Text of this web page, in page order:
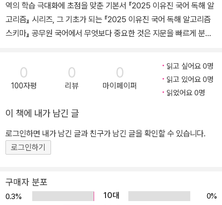
역의 학습 극대화에 초점을 맞춘 기본서 『2025 이유진 국어 독해 알
고리즘』 시리즈, 그 기초가 되는 『2025 이유진 국어 독해 알고리즘
스키마』 공무원 국어에서 무엇보다 중요한 것은 지문을 빠르게 분석
해는 한정된 시간 내에 긴 지문을 얼마나 빠르게 정확하게 파악하는
지가 관건이기에 다른 영역과 달리 기술적 측면에서의 훈련이 필요한
유진 국어 독해 알고리즘 시리즈 중 가장 기초가 되는 9·7급 공무원
국어 시험 대비 기본서이다. 『코어』 학습 후 추가적인 개념 확인과, 보
다 낮은 난도의 문제 풀이가 가능하다. 독해 방법론을 습득할 수 있는
중요한 개념 및 이론을 학습한 후, 제시되어 있는 적절한 난도의 문제
련이 가능하도록 구성하였다. 출제 기조 변환을 다년간 차근차근 대
비한 저자의 연구를 바탕으로 집필된 본서를 통해 2025년 공무원 시
0
100자평
0
리뷰
0
마이페이퍼
읽고 싶어요 0명
읽고 있어요 0명
읽었어요 0명
이 책에 내가 남긴 글
로그인하면 내가 남긴 글과 친구가 남긴 글을 확인할 수 있습니다.
로그인하기
구매자 분포
0.3% 10대
0%